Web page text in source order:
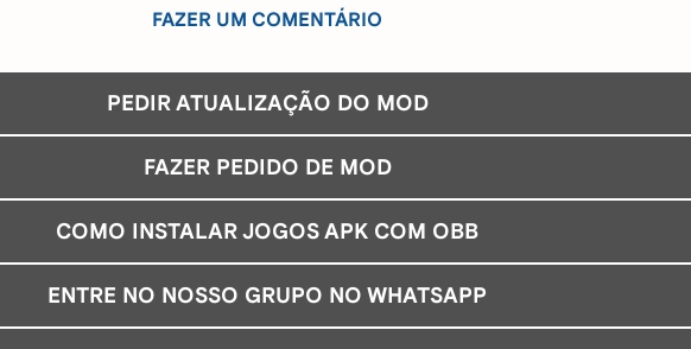
FAZER UM COMENTÁRIO
PEDIR ATUALIZAÇÃO DO MOD
FAZER PEDIDO DE MOD
COMO INSTALAR JOGOS APK COM OBB
ENTRE NO NOSSO GRUPO NO WHATSAPP